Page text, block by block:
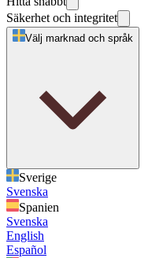
Säkerhet och integritet
Välj marknad och språk
Sverige
Svenska
Spanien
Svenska
English
Español